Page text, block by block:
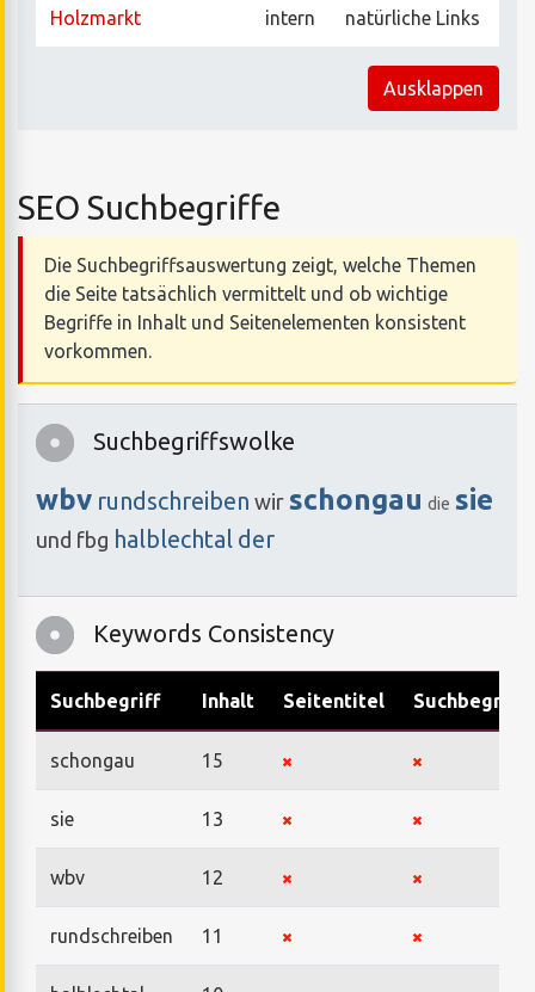
Holzmarkt intern natürliche Links
Ausklappen
SEO Suchbegriffe
Die Suchbegriffsauswertung zeigt, welche Themen
die Seite tatsächlich vermittelt und ob wichtige
Begriffe in Inhalt und Seitenelementen konsistent
vorkommen.
Suchbegriffswolke
wbv rundschreiben wir schongau die sie
und fbg halblechtal der
Keywords Consistency
Suchbegriff Inhalt Seitentitel Suchbegriffe
schongau 15
sie 13
wbv 12
rundschreiben 11